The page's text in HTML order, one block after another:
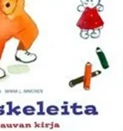
täynnä ainutkertaisia tapahtumia,
perheen elämään sisältyy
Tärkeiden tapahtumien ja
muiston vuosilta,
- Meidän vauvan kirja on
Teokseen voi tallettaa lapsen
odotusajan tunnelmista
puhkeaviin hampaisiin ja
Kirja keskittyy lapsen
mutta jatkuu aina koulun
houkuttelee täyttämään sivuja.
ja muistoille.